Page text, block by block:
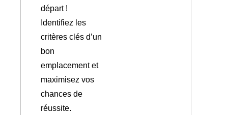
départ !
Identifiez les
critères clés d’un
bon
emplacement et
maximisez vos
chances de
réussite.